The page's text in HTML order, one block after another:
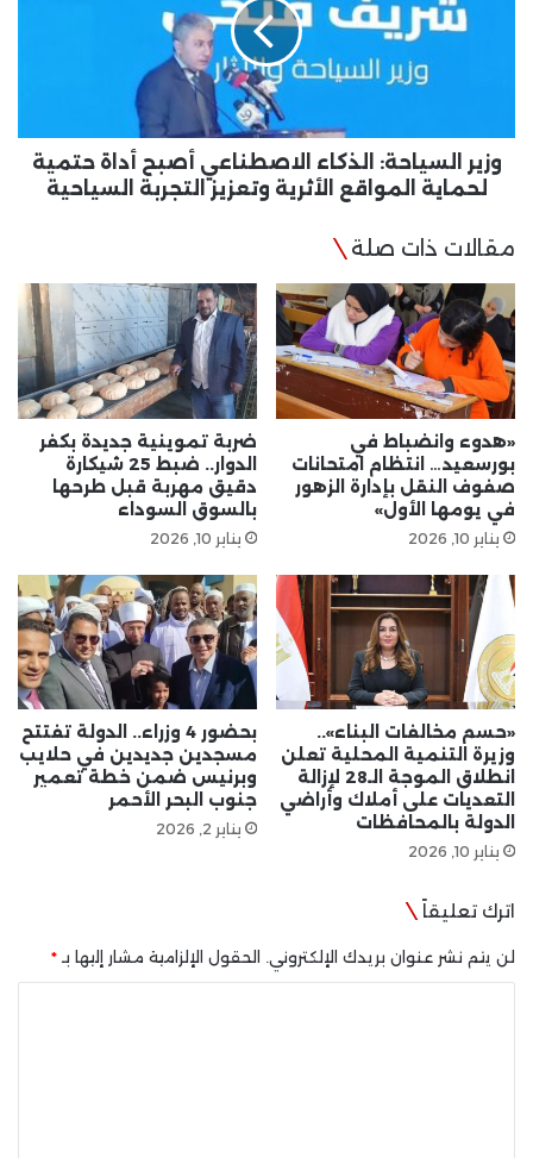
الاصطناعي
المواقع
الأثرية
وتعزيز
السياحية
وزير السياحة: الذكاء الاصطناعي أصبح أداة حتمية
لحماية المواقع الأثرية وتعزيز التجربة السياحية
مقالات ذات صلة
«هدوء وانضباط في
بورسعيد… انتظام امتحانات
صفوف النقل بإدارة الزهور
في يومها الأول»
يناير 10, 2026
ضربة تموينية جديدة بكفر
الدوار.. ضبط 25 شيكارة
دقيق مهربة قبل طرحها
بالسوق السوداء
يناير 10, 2026
«حسم مخالفات البناء»..
وزيرة التنمية المحلية تعلن
انطلاق الموجة الـ28 لإزالة
التعديات على أملاك وأراضي
الدولة بالمحافظات
يناير 10, 2026
بحضور 4 وزراء.. الدولة تفتتح
مسجدين جديدين في حلايب
وبرنيس ضمن خطة تعمير
جنوب البحر الأحمر
يناير 2, 2026
اترك تعليقاً
لن يتم نشر عنوان بريدك الإلكتروني. الحقول الإلزامية مشار إليها بـ *